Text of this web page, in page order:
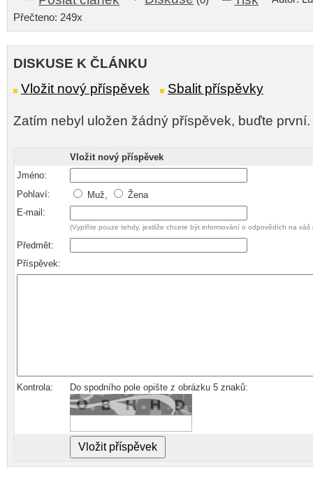
Přečteno: 249x
DISKUSE K ČLÁNKU
Vložit nový příspěvek
Sbalit příspěvky
Zatím nebyl uložen žádný příspěvek, buďte první.
Vložit nový příspěvek
Jméno:
Pohlaví:
Muž,
Žena
E-mail:
(Vyplňte pouze tehdy, jestliže chcete být informování o odpovědích na váš
Předmět:
Příspěvek:
Kontrola: Do spodního pole opište z obrázku 5 znaků: